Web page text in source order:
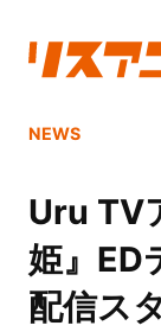
NEWS
Uru TV
姫』ED
配信ス